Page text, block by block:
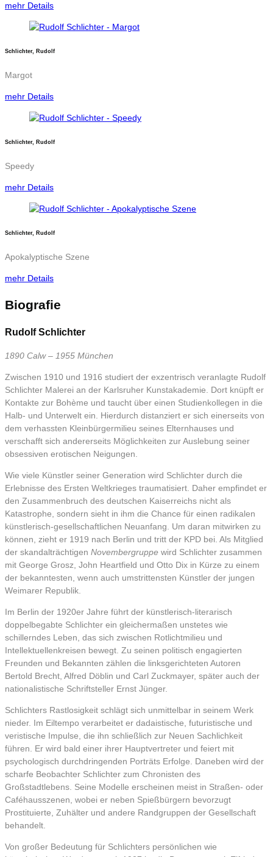
mehr Details
Schlichter, Rudolf
Margot
mehr Details
Schlichter, Rudolf
Speedy
mehr Details
Schlichter, Rudolf
Apokalyptische Szene
mehr Details
Biografie
Rudolf Schlichter
1890 Calw – 1955 München
Zwischen 1910 und 1916 studiert der exzentrisch veranlagte Rudolf
Schlichter Malerei an der Karlsruher Kunstakademie. Dort knüpft er
Kontakte zur Bohème und taucht über einen Studienkollegen in die
Halb- und Unterwelt ein. Hierdurch distanziert er sich einerseits von
dem verhassten Kleinbürgermilieu seines Elternhauses und
verschafft sich andererseits Möglichkeiten zur Auslebung seiner
obsessiven erotischen Neigungen.
Wie viele Künstler seiner Generation wird Schlichter durch die
Erlebnisse des Ersten Weltkrieges traumatisiert. Daher empfindet er
den Zusammenbruch des deutschen Kaiserreichs nicht als
Katastrophe, sondern sieht in ihm die Chance für einen radikalen
künstlerisch-gesellschaftlichen Neuanfang. Um daran mitwirken zu
können, zieht er 1919 nach Berlin und tritt der KPD bei. Als Mitglied
der skandalträchtigen Novembergruppe wird Schlichter zusammen
mit George Grosz, John Heartfield und Otto Dix in Kürze zu einem
der bekanntesten, wenn auch umstrittensten Künstler der jungen
Weimarer Republik.
Im Berlin der 1920er Jahre führt der künstlerisch-literarisch
doppelbegabte Schlichter ein gleichermaßen unstetes wie
schillerndes Leben, das sich zwischen Rotlichtmilieu und
Intellektuellenkreisen bewegt. Zu seinen politisch engagierten
Freunden und Bekannten zählen die linksgerichteten Autoren
Bertold Brecht, Alfred Döblin und Carl Zuckmayer, später auch der
nationalistische Schriftsteller Ernst Jünger.
Schlichters Rastlosigkeit schlägt sich unmittelbar in seinem Werk
nieder. Im Eiltempo verarbeitet er dadaistische, futuristische und
veristische Impulse, die ihn schließlich zur Neuen Sachlichkeit
führen. Er wird bald einer ihrer Hauptvertreter und feiert mit
psychologisch durchdringenden Porträts Erfolge. Daneben wird der
scharfe Beobachter Schlichter zum Chronisten des
Großstadtlebens. Seine Modelle erscheinen meist in Straßen- oder
Caféhausszenen, wobei er neben Spießbürgern bevorzugt
Prostituierte, Zuhälter und andere Randgruppen der Gesellschaft
behandelt.
Von großer Bedeutung für Schlichters persönlichen wie